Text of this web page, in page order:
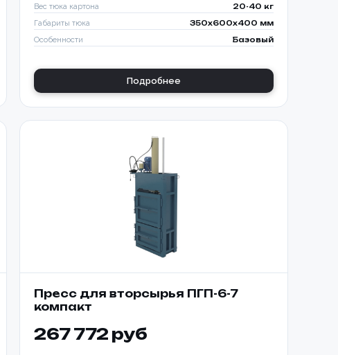
Вес тюка картона 20-40 кг
Габариты тюка 350x600x400 мм
Особенности Базовый
Подробнее
Пресс для вторсырья ПГП-6-7
компакт
267 772 руб